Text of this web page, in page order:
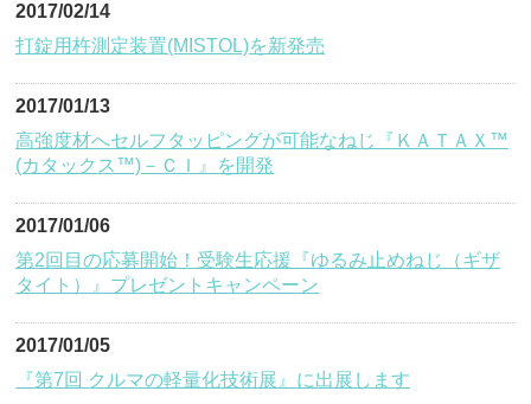
2017/02/14
打錠用杵測定装置(MISTOL)を新発売
2017/01/13
高強度材へセルフタッピングが可能なねじ『ＫＡＴＡＸ™
(カタックス™)－ＣＩ』を開発
2017/01/06
第2回目の応募開始！受験生応援『ゆるみ止めねじ（ギザ
タイト）』プレゼントキャンペーン
2017/01/05
『第7回 クルマの軽量化技術展』に出展します